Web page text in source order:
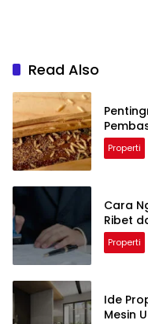
Read Also
Properti
Cara
Ribet
Properti
Ide
Mesin